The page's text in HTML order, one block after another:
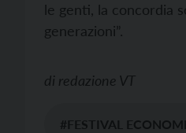
le genti, la concordia
generazioni”.
di redazione VT
#FESTIVAL